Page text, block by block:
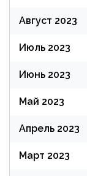
Август 2023
Июль 2023
Июнь 2023
Май 2023
Апрель 2023
Март 2023